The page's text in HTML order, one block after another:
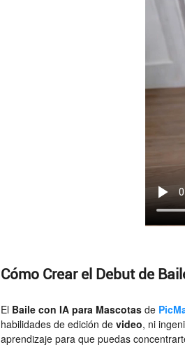
Cómo Crear el Debut de
El Baile con IA para Mascotas de
habilidades de edición devideo, ni
aprendizaje para que puedas